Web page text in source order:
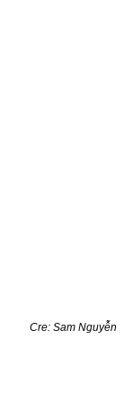
Cre: Sam Nguyễn